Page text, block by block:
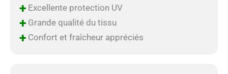
+Excellente protection UV
+Grande qualité du tissu
+Confort et fraîcheur appréciés